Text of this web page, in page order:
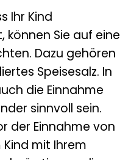
Ihr Kind
Sie auf eine
Dazu gehören
Speisesalz. In
die Einnahme
sinnvoll sein.
der Einnahme von
mit Ihrem